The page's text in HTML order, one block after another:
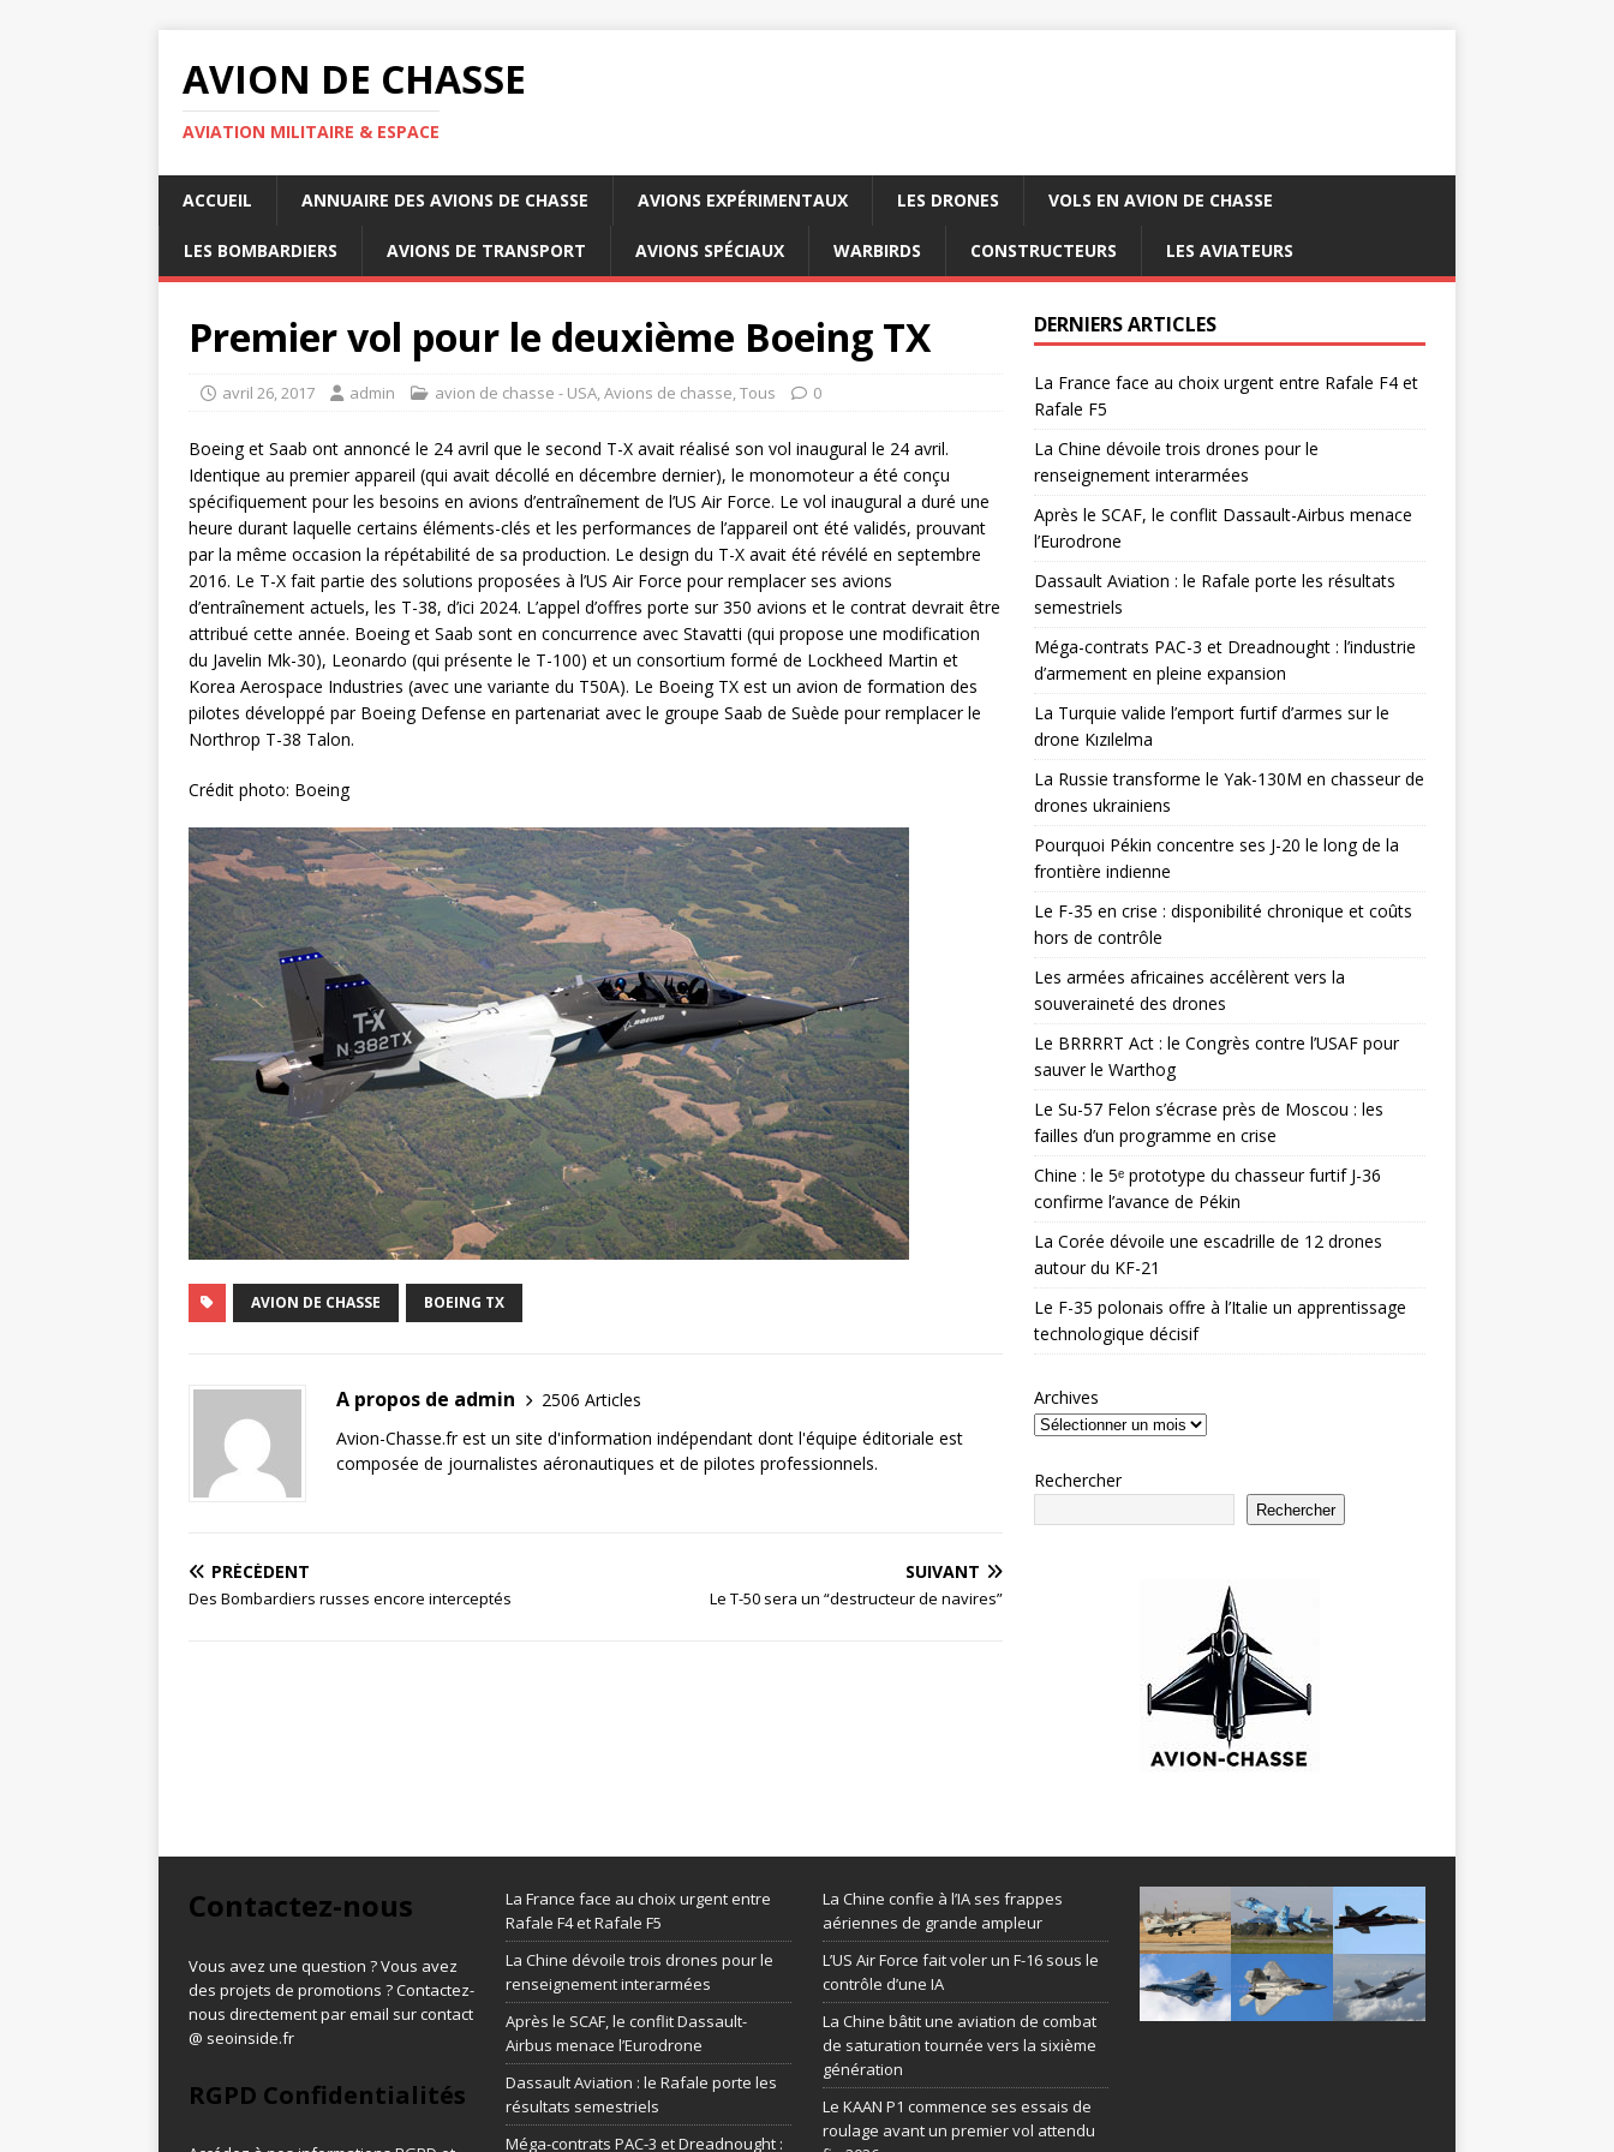
AVION DE CHASSE
AVIATION MILITAIRE & ESPACE
ACCUEIL ANNUAIRE DES AVIONS DE CHASSE AVIONS EXPÉRIMENTAUX LES DRONES VOLS EN AVION DE CHASSE
LES BOMBARDIERS AVIONS DE TRANSPORT AVIONS SPÉCIAUX WARBIRDS CONSTRUCTEURS LES AVIATEURS
Premier vol pour le deuxième Boeing TX
avril 26, 2017 admin avion de chasse - USA,Avions de chasse,Tous 0
Boeing et Saab ont annoncé le 24 avril que le second T-X avait réalisé son vol inaugural le 24 avril.
Identique au premier appareil (qui avait décollé en décembre dernier), le monomoteur a été conçu
spécifiquement pour les besoins en avions d’entraînement de l’US Air Force. Le vol inaugural a duré une
heure durant laquelle certains éléments-clés et les performances de l’appareil ont été validés, prouvant
par la même occasion la répétabilité de sa production. Le design du T-X avait été révélé en septembre
2016. Le T-X fait partie des solutions proposées à l’US Air Force pour remplacer ses avions
d’entraînement actuels, les T-38, d’ici 2024. L’appel d’offres porte sur 350 avions et le contrat devrait être
attribué cette année. Boeing et Saab sont en concurrence avec Stavatti (qui propose une modification
du Javelin Mk-30), Leonardo (qui présente le T-100) et un consortium formé de Lockheed Martin et
Korea Aerospace Industries (avec une variante du T50A). Le Boeing TX est un avion de formation des
pilotes développé par Boeing Defense en partenariat avec le groupe Saab de Suède pour remplacer le
Northrop T-38 Talon.
Crédit photo: Boeing
AVION DE CHASSE BOEING TX
A propos de admin
2506 Articles
Avion-Chasse.fr est un site d'information indépendant dont l'équipe éditoriale est
composée de journalistes aéronautiques et de pilotes professionnels.
PRÉCÉDENT
Des Bombardiers russes encore interceptés
SUIVANT
Le T-50 sera un “destructeur de navires”
DERNIERS ARTICLES
La France face au choix urgent entre Rafale F4 et
Rafale F5
La Chine dévoile trois drones pour le
renseignement interarmées
Après le SCAF, le conflit Dassault-Airbus menace
l’Eurodrone
Dassault Aviation : le Rafale porte les résultats
semestriels
Méga-contrats PAC-3 et Dreadnought : l’industrie
d’armement en pleine expansion
La Turquie valide l’emport furtif d’armes sur le
drone Kızılelma
La Russie transforme le Yak-130M en chasseur de
drones ukrainiens
Pourquoi Pékin concentre ses J-20 le long de la
frontière indienne
Le F-35 en crise : disponibilité chronique et coûts
hors de contrôle
Les armées africaines accélèrent vers la
souveraineté des drones
Le BRRRRT Act : le Congrès contre l’USAF pour
sauver le Warthog
Le Su-57 Felon s’écrase près de Moscou : les
failles d’un programme en crise
Chine : le 5ᵉ prototype du chasseur furtif J-36
confirme l’avance de Pékin
La Corée dévoile une escadrille de 12 drones
autour du KF-21
Le F-35 polonais offre à l’Italie un apprentissage
technologique décisif
Archives
Rechercher
Rechercher
Contactez-nous
Vous avez une question ? Vous avez
des projets de promotions ? Contactez-
nous directement par email sur contact
@ seoinside.fr
RGPD Confidentialités
La France face au choix urgent entre
Rafale F4 et Rafale F5
La Chine dévoile trois drones pour le
renseignement interarmées
Après le SCAF, le conflit Dassault-
Airbus menace l’Eurodrone
Dassault Aviation : le Rafale porte les
résultats semestriels
Méga-contrats PAC-3 et Dreadnought :
La Chine confie à l’IA ses frappes
aériennes de grande ampleur
L’US Air Force fait voler un F-16 sous le
contrôle d’une IA
La Chine bâtit une aviation de combat
de saturation tournée vers la sixième
génération
Le KAAN P1 commence ses essais de
roulage avant un premier vol attendu